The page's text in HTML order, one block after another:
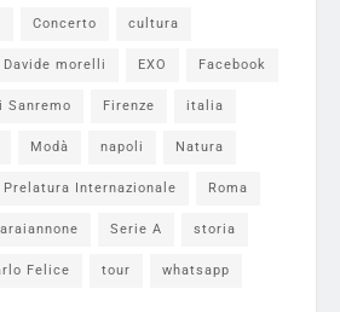
Concerto cultura
Davide morelli EXO Facebook
Sanremo Firenze italia
Modà napoli Natura
Prelatura Internazionale Roma
Serie A storia
Felice tour whatsapp